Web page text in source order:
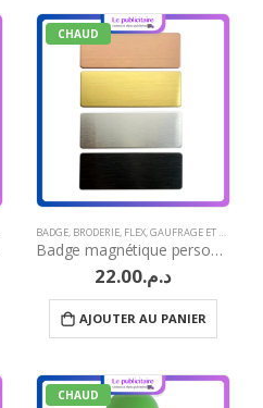
,GRAVURE LASER,IDÉES CADEAUX
CHAUD
BADGE, BRODERIE, FLEX,GAUFRAGE ET MARQUAGE À CHAUD
Badge magnétique personnalisé publicitaire
د.م.22.00
AJOUTER AU PANIER
CHAUD